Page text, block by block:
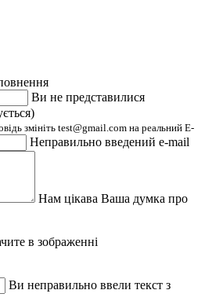
Ви не представилися
змініть test@gmail.com на реальний E-
Неправильно введений e-mail
Нам цікава Ваша думка про
в зображенні
Ви неправильно ввели текст з